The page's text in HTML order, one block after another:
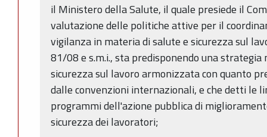
il Ministero della Salute, il quale presiede il
valutazione delle politiche attive per il
vigilanza in materia di salute e sicurezza sul
81/08 e s.m.i., sta predisponendo una
sicurezza sul lavoro armonizzata con quanto
dalle convenzioni internazionali, e che detti le
programmi dell'azione pubblica di
sicurezza dei lavoratori;